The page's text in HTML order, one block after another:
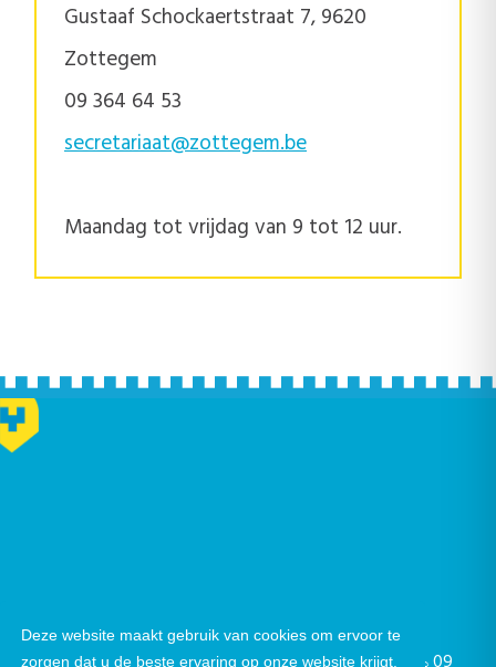
Deze website maakt gebruik van cookies om ervoor te
zorgen dat u de beste ervaring op onze website krijgt.
Gustaaf Schockaertstraat 7, 9620
Zottegem
09 364 64 53
secretariaat@zottegem.be
Maandag tot vrijdag van 9 tot 12 uur.